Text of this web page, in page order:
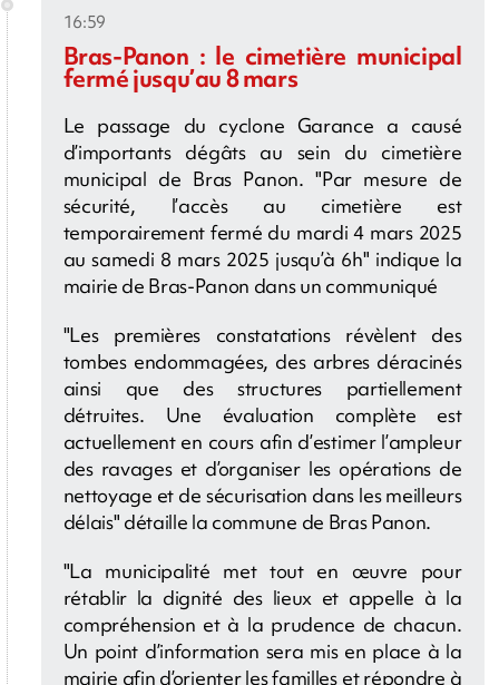
16:59
Bras-Panon : le cimetière municipal
fermé jusqu’au 8 mars
Le passage du cyclone Garance a causé
d’importants dégâts au sein du cimetière
municipal de Bras Panon. "Par mesure de
sécurité, l’accès au cimetière est
temporairement fermé du mardi 4 mars 2025
au samedi 8 mars 2025 jusqu’à 6h" indique la
mairie de Bras-Panon dans un communiqué
"Les premières constatations révèlent des
tombes endommagées, des arbres déracinés
ainsi que des structures partiellement
détruites. Une évaluation complète est
actuellement en cours afin d’estimer l’ampleur
des ravages et d’organiser les opérations de
nettoyage et de sécurisation dans les meilleurs
délais" détaille la commune de Bras Panon.
"La municipalité met tout en œuvre pour
rétablir la dignité des lieux et appelle à la
compréhension et à la prudence de chacun.
Un point d’information sera mis en place à la
mairie afin d’orienter les familles et répondre à